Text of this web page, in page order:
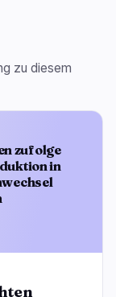
zu diesem
zufolge
in